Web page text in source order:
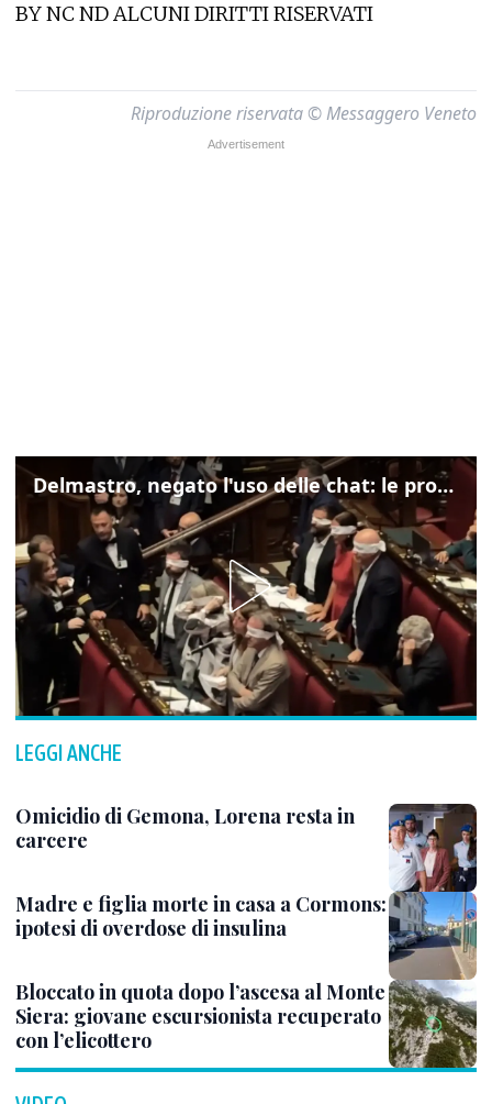
BY NC ND ALCUNI DIRITTI RISERVATI
Riproduzione riservata © Messaggero Veneto
Delmastro, negato l'uso delle chat: le proteste di Avs e M5s
LEGGI ANCHE
Omicidio di Gemona, Lorena resta in
carcere
Madre e figlia morte in casa a Cormons:
ipotesi di overdose di insulina
Bloccato in quota dopo l’ascesa al Monte
Siera: giovane escursionista recuperato
con l’elicottero